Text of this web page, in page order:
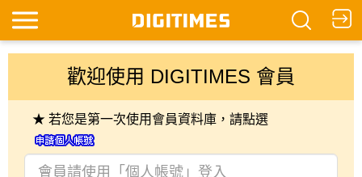
歡迎使用 DIGITIMES 會員
★ 若您是第一次使用會員資料庫，請點選